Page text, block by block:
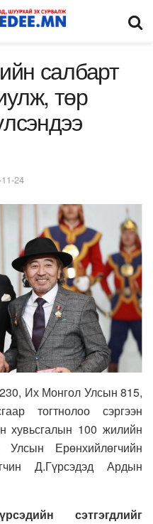
салбарт
төр
24
Их Монгол Улсын 815,
тогтнолоо сэргээн
хувьсгалын 100 жилийн
Ерөнхийлөгчийн
Д.Гүрсэдэд Ардын
сэтгэгдлийг